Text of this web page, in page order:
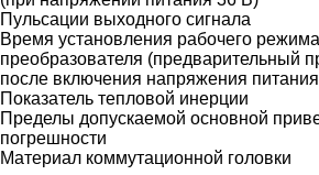
Пульсации выходного сигнала
Время установления рабочего
преобразователя (предварительный
после включения напряжения питания
Показатель тепловой инерции
Пределы допускаемой основной
погрешности
Материал коммутационной головки